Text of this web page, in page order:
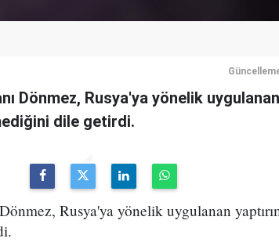
Dönmez, Rusya'ya yönelik
dile getirdi.
Rusya'ya yönelik uygulanan